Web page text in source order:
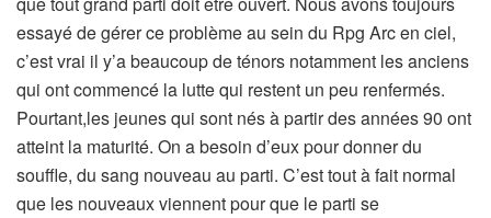
essayé de gérer ce problème au sein du Rpg Arc en ciel,
c’est vrai il y’a beaucoup de ténors notamment les anciens
qui ont commencé la lutte qui restent un peu renfermés.
Pourtant,les jeunes qui sont nés à partir des années 90 ont
atteint la maturité. On a besoin d’eux pour donner du
souffle, du sang nouveau au parti. C’est tout à fait normal
que les nouveaux viennent pour que le parti se